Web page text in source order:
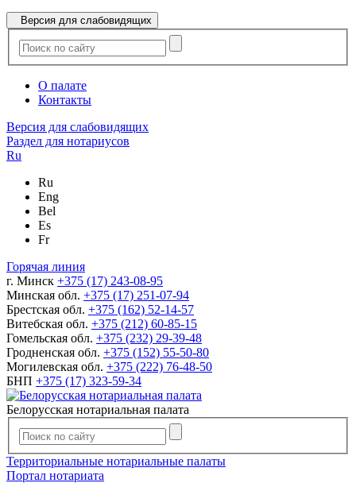
Версия для слабовидящих
О палате
Контакты
Версия для слабовидящих
Раздел для нотариусов
Ru
Ru
Eng
Bel
Es
Fr
Горячая линия
г. Минск +375 (17) 243-08-95
Минская обл. +375 (17) 251-07-94
Брестская обл. +375 (162) 52-14-57
Витебская обл. +375 (212) 60-85-15
Гомельская обл. +375 (232) 29-39-48
Гродненская обл. +375 (152) 55-50-80
Могилевская обл. +375 (222) 76-48-50
БНП +375 (17) 323-59-34
Белорусская нотариальная палата
Территориальные нотариальные палаты
Портал нотариата